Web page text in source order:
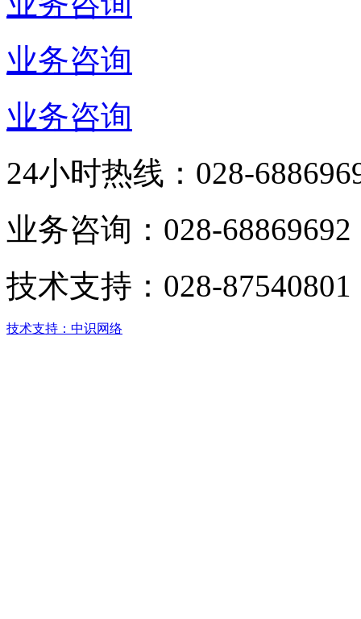
业务咨询
业务咨询
24小时热线： 028-
业务咨询： 028-68869692
技术支持： 028-87540801
技术支持：中识网络